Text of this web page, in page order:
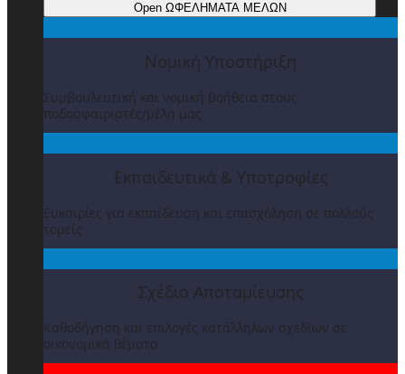
Open ΩΦΕΛΗΜΑΤΑ ΜΕΛΩΝ
Νομική Υποστήριξη
Συμβουλευτική και νομική βοήθεια στους
ποδοσφαιριστές/μέλη μας
Εκπαιδευτικά & Υποτροφίες
Ευκαιρίες για εκπαίδευση και επασχόληση σε πολλούς
τομείς
Σχέδιο Αποταμίευσης
Καθοδήγηση και επιλογές κατάλληλων σχεδίων σε
οικονομικά θέματα